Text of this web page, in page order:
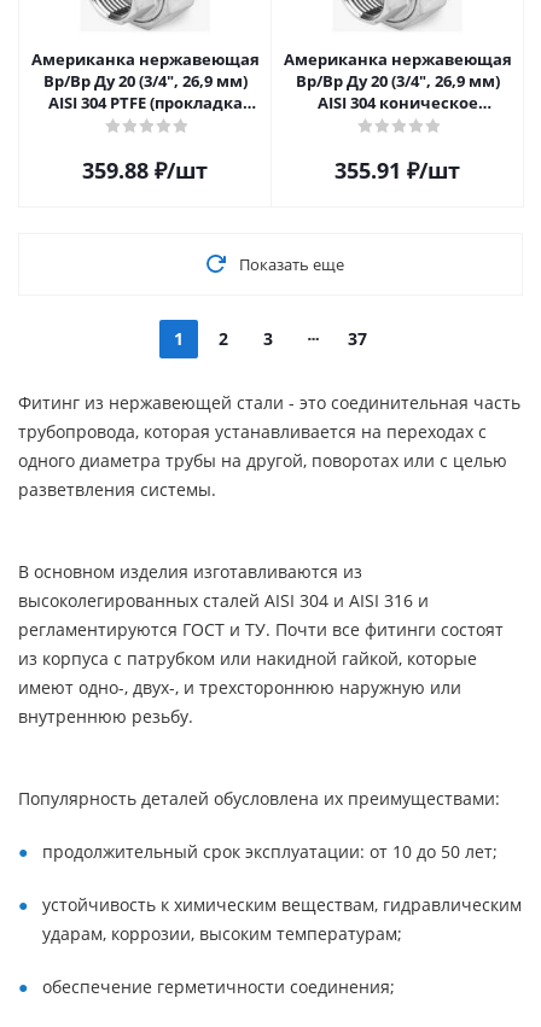
Американка нержавеющая
Вр/Вр Ду 20 (3/4", 26,9 мм)
AISI 304 PTFE (прокладка
фторопластовая)
359.88 ₽/шт
Американка нержавеющая
Вр/Вр Ду 20 (3/4", 26,9 мм)
AISI 304 коническое
уплотнение
355.91 ₽/шт
Показать еще
1 2 3 37
Фитинг из нержавеющей стали - это соединительная часть
трубопровода, которая устанавливается на переходах с
одного диаметра трубы на другой, поворотах или с целью
разветвления системы.
В основном изделия изготавливаются из
высоколегированных сталей AISI 304 и AISI 316 и
регламентируются ГОСТ и ТУ. Почти все фитинги состоят
из корпуса с патрубком или накидной гайкой, которые
имеют одно-, двух-, и трехстороннюю наружную или
внутреннюю резьбу.
Популярность деталей обусловлена их преимуществами:
продолжительный срок эксплуатации: от 10 до 50 лет;
устойчивость к химическим веществам, гидравлическим
ударам, коррозии, высоким температурам;
обеспечение герметичности соединения;